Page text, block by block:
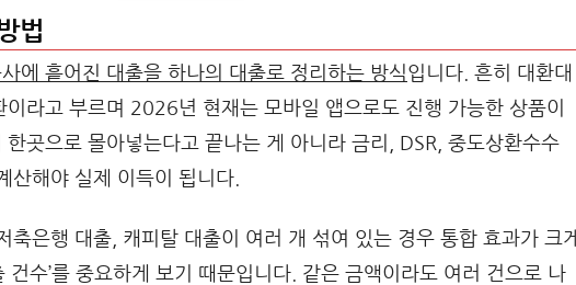
법
에 흩어진 대출을 하나의 대출로 정리하는 방식입니다. 흔히 대환대
라고 부르며 2026년 현재는 모바일 앱으로도 진행 가능한 상품이
한곳으로 몰아넣는다고 끝나는 게 아니라 금리, DSR, 중도상환수수
산해야 실제 이득이 됩니다.
축은행 대출, 캐피탈 대출이 여러 개 섞여 있는 경우 통합 효과가 크게
건수’를 중요하게 보기 때문입니다. 같은 금액이라도 여러 건으로 나